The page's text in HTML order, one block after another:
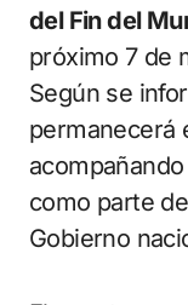
del Fin del
próximo 7 de
Según se
permanecerá
como parte
Gobierno